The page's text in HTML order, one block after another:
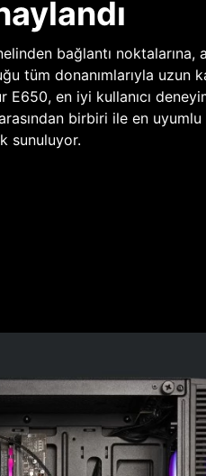
bağlantı noktalarına,
tüm donanımlarıyla uzun
en iyi kullanıcı
birbiri ile en uyumlu
sunuluyor.